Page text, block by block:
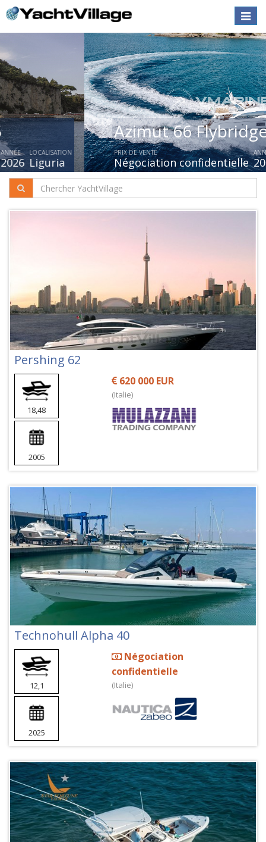
Toggle
Azimut 66 Flybridge My 2019
PRIX DE VENTE
Négociation confidentielle
ANNÉE
2020
LOCALISATION
Italie
Pershing 62
18,48
2005
620 000 EUR
(Italie)
Technohull Alpha 40
12,1
2025
Négociation
confidentielle
(Italie)